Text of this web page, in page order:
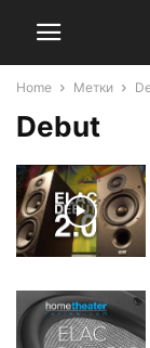
Home Метки
Debut